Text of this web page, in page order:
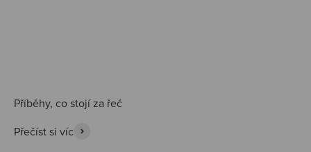
Přečíst si víc